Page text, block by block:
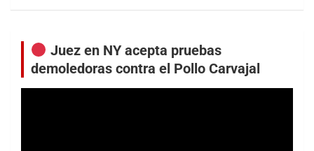
Juez en NY acepta pruebas
demoledoras contra el Pollo Carvajal